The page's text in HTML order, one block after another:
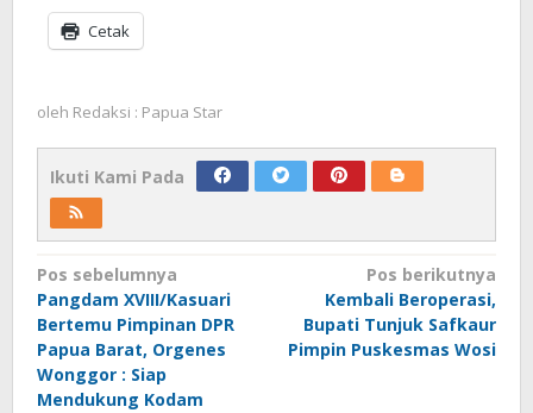
Cetak
oleh Redaksi : Papua Star
Ikuti Kami Pada
Navigasi
pos
Pos sebelumnya
Pangdam XVIII/Kasuari
Bertemu Pimpinan DPR
Papua Barat, Orgenes
Wonggor : Siap
Mendukung Kodam
Pos berikutnya
Kembali Beroperasi,
Bupati Tunjuk Safkaur
Pimpin Puskesmas Wosi